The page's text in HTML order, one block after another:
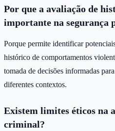
Por que a avaliação de
importante na segurança
Porque permite identificar
histórico de comportamentos
tomada de decisões informadas
diferentes contextos.
Existem limites éticos na
criminal?